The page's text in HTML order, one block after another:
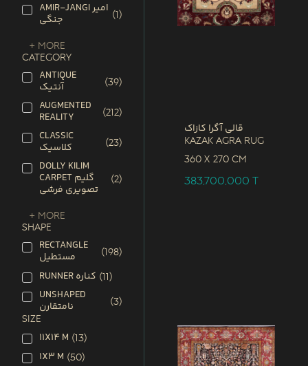
AMIR-JANGI امیر
جنگی (1)
+ More
CATEGORY
ANTIQUE
آنتیک (39)
AUGMENTED
REALITY (212)
CLASSIC
کلاسیک (23)
DOLLY KILIM
CARPET گلیم
تصویری فرشی
(2)
+ More
SHAPE
RECTANGLE
مستطیل (198)
RUNNER کناره (11)
UNSHAPED
نامتقارن (3)
SIZE
11X14 M (13)
1X3 M (50)
قالی آگرا کازاک
Kazak Agra Rug
360 x 270 CM
383,700,000T